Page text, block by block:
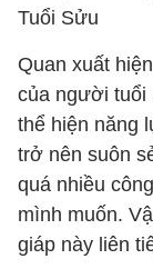
Tuổi Sửu
Quan xuất
của người tuổi
thể hiện năng
trở nên suôn
quá nhiều
mình muốn.
giáp này liên